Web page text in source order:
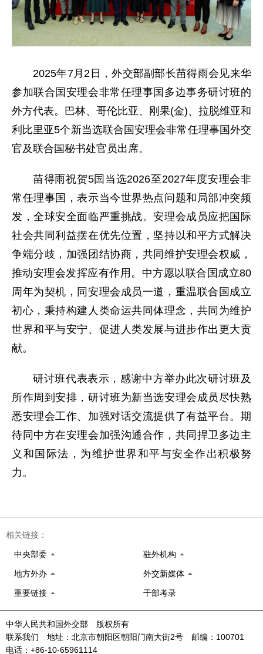
2025年7月2日，外交部副部长苗得雨会见来华
参加联合国安理会非常任理事国多边事务研讨班的
外方代表。巴林、哥伦比亚、刚果(金)、拉脱维亚和
利比里亚5个新当选联合国安理会非常任理事国外交
官及联合国秘书处官员出席。
苗得雨祝贺5国当选2026至2027年度安理会非
常任理事国，表示当今世界热点问题和局部冲突频
发，全球安全面临严重挑战。安理会成员应把国际
社会共同利益摆在优先位置，坚持以和平方式解决
争端分歧，加强团结协商，共同维护安理会权威，
推动安理会发挥应有作用。中方愿以联合国成立80
周年为契机，同安理会成员一道，重温联合国成立
初心，秉持构建人类命运共同体理念，共同为维护
世界和平与安宁、促进人类发展与进步作出更大贡
献。
研讨班代表表示，感谢中方举办此次研讨班及
所作周到安排，研讨班为新当选安理会成员尽快熟
悉安理会工作、加强对话交流提供了有益平台。期
待同中方在安理会加强沟通合作，共同捍卫多边主
义和国际法，为维护世界和平与安全作出积极努
力。
相关链接：
中央部委 驻外机构
地方外办 外交新媒体
重要链接 干部考录
中华人民共和国外交部 版权所有
联系我们 地址：北京市朝阳区朝阳门南大街2号 邮编：100701
电话：+86-10-65961114